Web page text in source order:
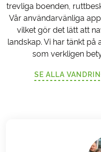
trevliga boenden,
Vår användarvänliga
vilket gör det lätt att
landskap. Vi har tänkt på
som verkligen
SE ALLA